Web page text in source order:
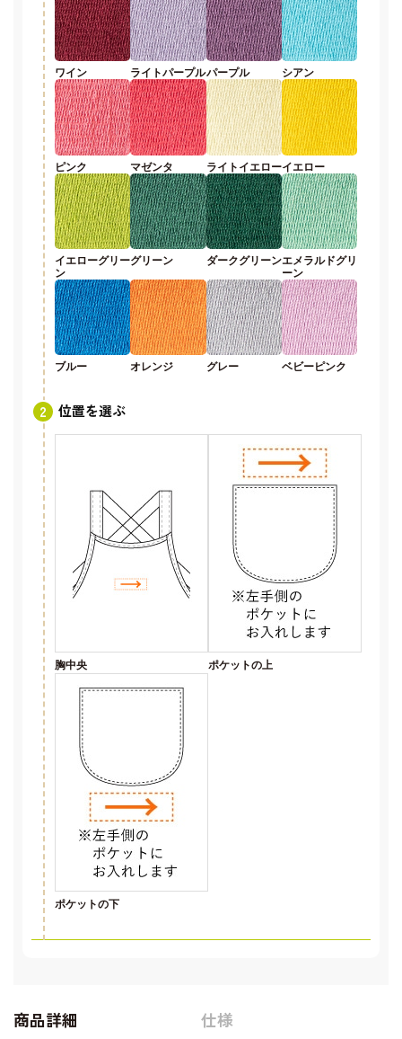
ワイン ライトパープルパープル シアン
ピンク マゼンタ ライトイエローイエロー
イエローグリー
ン
グリーン ダークグリーンエメラルドグリ
ーン
ブルー オレンジ グレー ベビーピンク
位置を選ぶ
胸中央 ポケットの上
ポケットの下
商品詳細 仕様